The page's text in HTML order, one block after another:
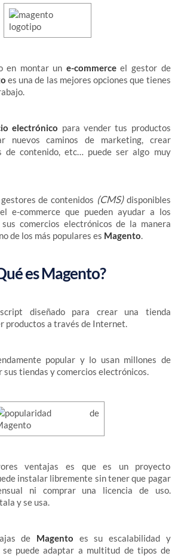
en montar un e-commerceel gestor de
es una de las mejores opciones que tienes
electrónico para vender tus productos
nuevos caminos de marketing, crear
de contenido, etc… puede ser algo muy
de contenidos (CMS)disponibles
e-commerce que pueden ayudar a los
comercios electrónicos de la manera
de los más populares es Magento.
es Magento?
diseñado para crear una tienda
productos a través de Internet.
popular y lo usan millones de
sus tiendas y comercios electrónicos.
ventajas es que es un proyecto
instalar libremente sin tener que pagar
ni comprar una licencia de uso.
y se usa.
de Magento es su escalabilidad y
puede adaptar a multitud de tipos de